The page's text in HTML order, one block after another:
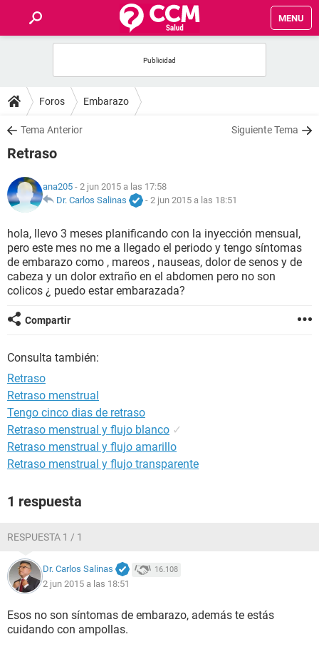
MENU
FOROS
SALUD
NUTRICIÓN
BIENESTAR
SEXUALIDAD
GLOSARIO
Foros Embarazo
Tema Anterior Siguiente Tema
Retraso
ana205 - 2 jun 2015 a las 17:58
Dr. Carlos Salinas
- 2 jun 2015 a las 18:51
hola, llevo 3 meses planificando con la inyección mensual,
pero este mes no me a llegado el periodo y tengo síntomas
de embarazo como , mareos , nauseas, dolor de senos y de
cabeza y un dolor extraño en el abdomen pero no son
colicos ¿ puedo estar embarazada?
Compartir
Consulta también:
Retraso
Retraso menstrual
Tengo cinco dias de retraso
Retraso menstrual y flujo blanco ✓
Retraso menstrual y flujo amarillo
Retraso menstrual y flujo transparente
1 respuesta
RESPUESTA 1 / 1
Dr. Carlos Salinas 16.108
2 jun 2015 a las 18:51
Esos no son síntomas de embarazo, además te estás
cuidando con ampollas.